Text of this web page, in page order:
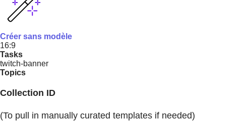
Créer sans modèle
16:9
Tasks
twitch-banner
Topics
Collection ID
(To pull in manually curated templates if needed)